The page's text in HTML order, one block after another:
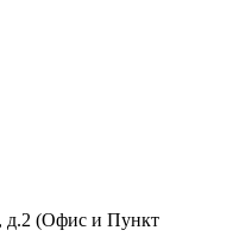
д.2 (Офис и Пункт